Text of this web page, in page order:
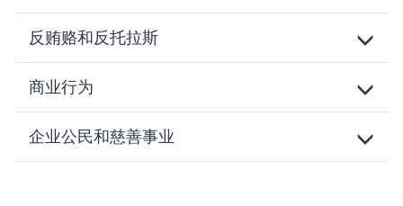
Details
反贿赂和反托拉斯
Details
商业行为
Details
企业公民和慈善事业